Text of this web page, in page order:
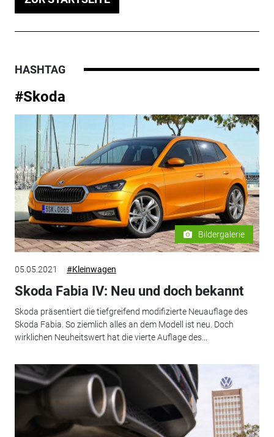
HASHTAG
#Skoda
Bildergalerie
05.05.2021 #Kleinwagen
Skoda Fabia IV: Neu und doch bekannt
Skoda präsentiert die tiefgreifend modifizierte Neuauflage des
Skoda Fabia. So ziemlich alles an dem Modell ist neu. Doch
wirklichen Neuheitswert hat die vierte Auflage des...